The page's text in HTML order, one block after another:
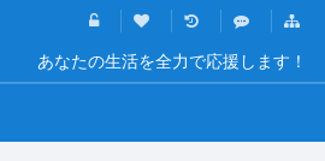
あなたの生活を全力で応援します！